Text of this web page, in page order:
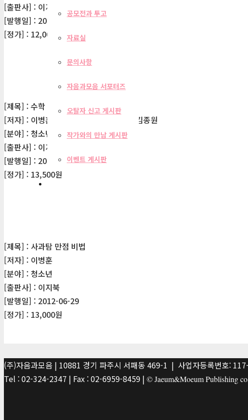
공모전과 투고
자료실
문의사항
자음과모음 서포터즈
오탈자 신고 게시판
작가와의 만남 게시판
이벤트 게시판
[출판사] : 이지북
[발행일] : 2012-04-16
[정가] : 12,000원
[제목] : 수학 만점 비법
[저자] : 이병훈, 장윤정, 김경미, 김빛나, 김종원
[분야] : 청소년
[출판사] : 이지북
[발행일] : 2012-01-25
[정가] : 13,500원
[제목] : 사과탐 만점 비법
[저자] : 이병훈
[분야] : 청소년
[출판사] : 이지북
[발행일] : 2012-06-29
[정가] : 13,000원
(주)자음과모음 | 10881 경기 파주시 서패동 469-1 | 사업자등록번호:
Tel : 02-324-2347 | Fax : 02-6959-8459 | © Jaeum&Moeum Publishing